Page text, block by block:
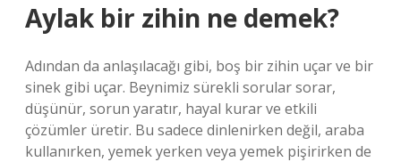
Aylak bir zihin ne demek?
Adından da anlaşılacağı gibi, boş bir zihin uçar ve bir
sinek gibi uçar. Beynimiz sürekli sorular sorar,
düşünür, sorun yaratır, hayal kurar ve etkili
çözümler üretir. Bu sadece dinlenirken değil, araba
kullanırken, yemek yerken veya yemek pişirirken de